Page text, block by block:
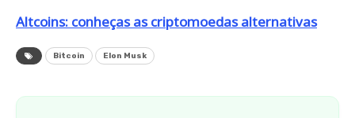
Altcoins: conheças as criptomoedas alternativas
Bitcoin Elon Musk